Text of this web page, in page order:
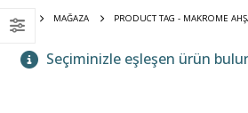
EV MAĞAZA PRODUCT TAG - MAKROME
Seçiminizle eşleşen ürün